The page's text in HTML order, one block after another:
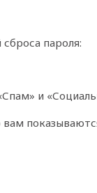
пароля:
и